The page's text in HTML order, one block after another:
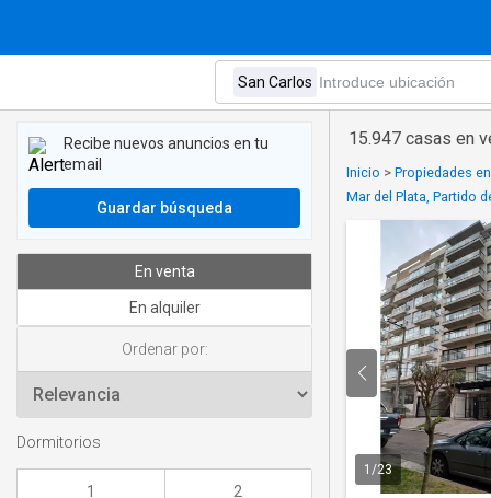
15.947 casas en
Inicio > Propiedades
Mar del Plata, Partido
1 /23
Recibe nuevos anuncios en tu
email
Guardar búsqueda
En venta
En alquiler
Ordenar por:
Dormitorios
1 2